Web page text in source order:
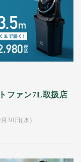
ファン7L取扱店
30日(水)